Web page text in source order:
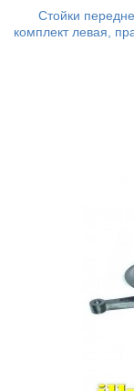
Стойки
комплект левая,